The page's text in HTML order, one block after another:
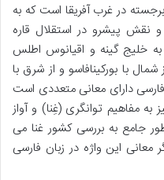
در غرب آفریقا است که به
و نقش پیشرو در استقلال قاره
خلیج گینه و اقیانوس اطلس
با بورکینافاسو و از شرق با
فارسی دارای معانی متعددی است
به مفاهیم توانگری (غِنا) و آواز
جامع به بررسی کشور غنا می
معانی این واژه در زبان فارسی